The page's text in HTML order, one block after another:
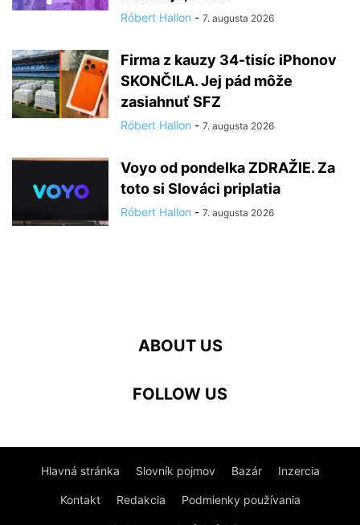
Róbert Hallon - 7. augusta 2026
Firma z kauzy 34-tisíc iPhonov
SKONČILA. Jej pád môže
zasiahnuť SFZ
Róbert Hallon - 7. augusta 2026
Voyo od pondelka ZDRAŽIE. Za
toto si Slováci priplatia
Róbert Hallon - 7. augusta 2026
ABOUT US
FOLLOW US
Hlavná stránka Slovník pojmov Bazár Inzercia
Kontakt Redakcia Podmienky používania